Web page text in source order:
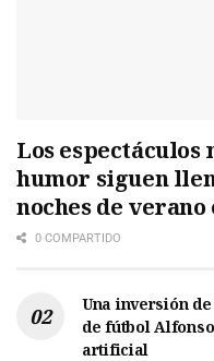
Los espectáculos
humor siguen
noches de verano
0 COMPARTIDO
Una inversión
de fútbol
artificial